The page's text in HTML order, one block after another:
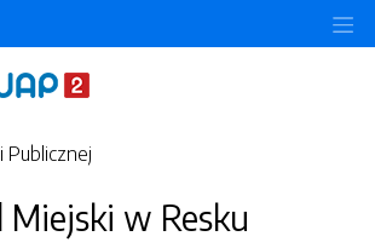
Publicznej
Miejski w Resku